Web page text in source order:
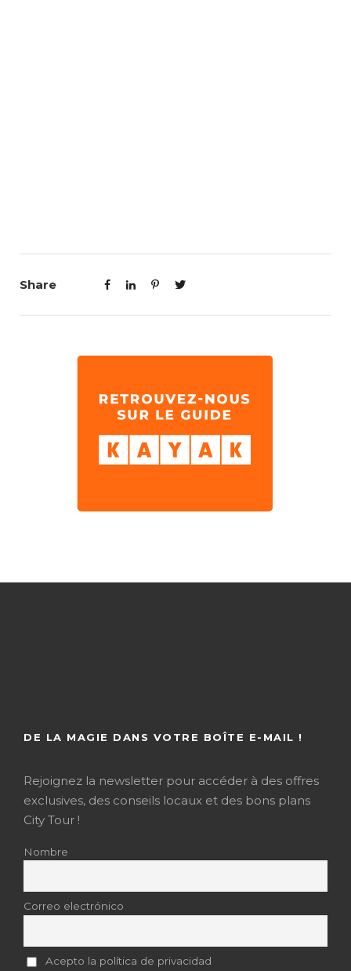
Share
DE LA MAGIE DANS VOTRE BOÎTE E-MAIL !
Rejoignez la newsletter pour accéder à des offres
exclusives, des conseils locaux et des bons plans
City Tour !
Nombre
Correo electrónico
Acepto la política de privacidad